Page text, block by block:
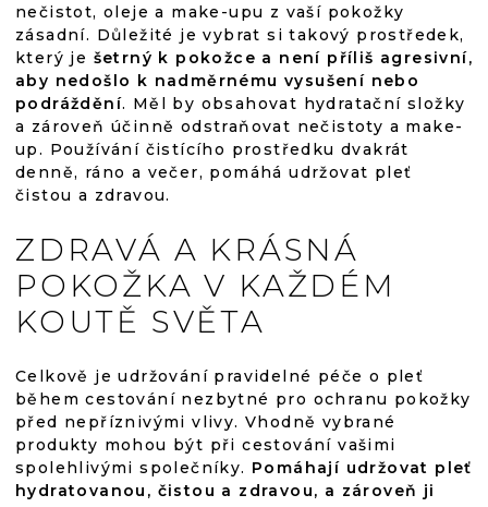
nečistot, oleje a make-upu z vaší pokožky
zásadní. Důležité je vybrat si takový prostředek,
který je šetrný k pokožce a není příliš agresivní,
aby nedošlo k nadměrnému vysušení nebo
podráždění. Měl by obsahovat hydratační složky
a zároveň účinně odstraňovat nečistoty a make-
up. Používání čistícího prostředku dvakrát
denně, ráno a večer, pomáhá udržovat pleť
čistou a zdravou.
ZDRAVÁ A KRÁSNÁ
POKOŽKA V KAŽDÉM
KOUTĚ SVĚTA
Celkově je udržování pravidelné péče o pleť
během cestování nezbytné pro ochranu pokožky
před nepříznivými vlivy. Vhodně vybrané
produkty mohou být při cestování vašimi
spolehlivými společníky. Pomáhají udržovat pleť
hydratovanou, čistou a zdravou, a zároveň ji